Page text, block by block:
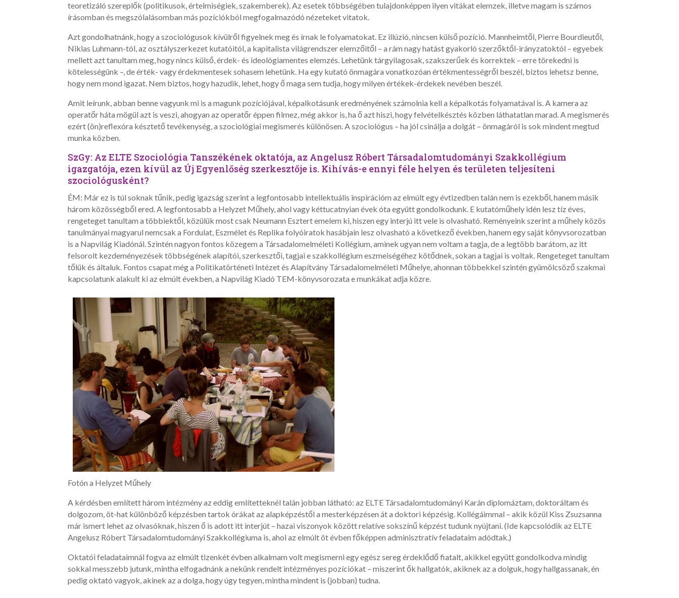
teoretizáló szereplők (politikusok, értelmiségiek, szakemberek). Az esetek többségében tulajdonképpen ilyen vitákat elemzek, illetve magam is számos
írásomban és megszólalásomban más pozíciókból megfogalmazódó nézeteket vitatok.
Azt gondolhatnánk, hogy a szociológusok kívülről figyelnek meg és írnak le folyamatokat. Ez illúzió, nincsen külső pozíció. Mannheimtől, Pierre Bourdieutől,
Niklas Luhmann-tól, az osztályszerkezet kutatóitól, a kapitalista világrendszer elemzőitől – a rám nagy hatást gyakorló szerzőktől-irányzatoktól – egyebek
mellett azt tanultam meg, hogy nincs külső, érdek- és ideológiamentes elemzés. Lehetünk tárgyilagosak, szakszerűek és korrektek – erre törekedni is
kötelességünk –, de érték- vagy érdekmentesek sohasem lehetünk. Ha egy kutató önmagára vonatkozóan értékmentességről beszél, biztos lehetsz benne,
hogy nem mond igazat. Nem biztos, hogy hazudik, lehet, hogy ő maga sem tudja, hogy milyen értékek-érdekek nevében beszél.
Amit leírunk, abban benne vagyunk mi is a magunk pozíciójával, képalkotásunk eredményének számolnia kell a képalkotás folyamatával is. A kamera az
operatőr háta mögül azt is veszi, ahogyan az operatőr éppen filmez, még akkor is, ha ő azt hiszi, hogy felvételkésztés közben láthatatlan marad. A megismerés
ezért (ön)reflexóra késztető tevékenység, a szociológiai megismerés különösen. A szociológus – ha jól csinálja a dolgát – önmagáról is sok mindent megtud
munka közben.
SzGy: Az ELTE Szociológia Tanszékének oktatója, az Angelusz Róbert Társadalomtudományi Szakkollégium
igazgatója, ezen kívül az Új Egyenlőség szerkesztője is. Kihívás-e ennyi féle helyen és területen teljesíteni
szociológusként?
ÉM: Már ez is túl soknak tűnik, pedig igazság szerint a legfontosabb intellektuális inspirációm az elmúlt egy évtizedben talán nem is ezekből, hanem másik
három közösségből ered. A legfontosabb a Helyzet Műhely, ahol vagy kéttucatnyian évek óta együtt gondolkodunk. E kutatóműhely idén lesz tíz éves,
rengeteget tanultam a többiektől, közülük most csak Neumann Esztert emelem ki, hiszen egy interjú itt vele is olvasható. Reményeink szerint a műhely közös
tanulmányai magyarul nemcsak a Fordulat, Eszmélet és Replika folyóiratok hasábjain lesz olvasható a következő években, hanem egy saját könyvsorozatban
is a Napvilág Kiadónál. Szintén nagyon fontos közegem a Társadalomelméleti Kollégium, aminek ugyan nem voltam a tagja, de a legtöbb barátom, az itt
felsorolt kezdeményezések többségének alapítói, szerkesztői, tagjai e szakkollégium eszmeiségéhez kötődnek, sokan a tagjai is voltak. Rengeteget tanultam
tőlük és általuk. Fontos csapat még a Politikatörténeti Intézet és Alapítvány Társadalomelméleti Műhelye, ahonnan többekkel szintén gyümölcsöző szakmai
kapcsolatunk alakult ki az elmúlt években, a Napvilág Kiadó TEM-könyvsorozata e munkákat adja közre.
Fotón a Helyzet Műhely
A kérdésben említett három intézmény az eddig említetteknél talán jobban látható: az ELTE Társadalomtudományi Karán diplomáztam, doktoráltam és
dolgozom, öt-hat különböző képzésben tartok órákat az alapképzéstől a mesterképzésen át a doktori képzésig. Kollégáimmal – akik közül Kiss Zsuzsanna
már ismert lehet az olvasóknak, hiszen ő is adott itt interjút – hazai viszonyok között relatíve sokszínű képzést tudunk nyújtani. (Ide kapcsolódik az ELTE
Angelusz Róbert Társadalomtudományi Szakkollégiuma is, ahol az elmúlt öt évben főképpen adminisztratív feladataim adódtak.)
Oktatói feladataimnál fogva az elmúlt tizenkét évben alkalmam volt megismerni egy egész sereg érdeklődő fiatalt, akikkel együtt gondolkodva mindig
sokkal messzebb jutunk, mintha elfogadnánk a nekünk rendelt intézményes pozíciókat – miszerint ők hallgatók, akiknek az a dolguk, hogy hallgassanak, én
pedig oktató vagyok, akinek az a dolga, hogy úgy tegyen, mintha mindent is (jobban) tudna.